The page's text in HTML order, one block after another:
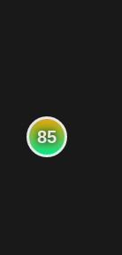
85